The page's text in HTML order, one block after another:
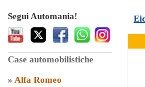
Segui Automania!
Case automobilistiche
» Alfa Romeo